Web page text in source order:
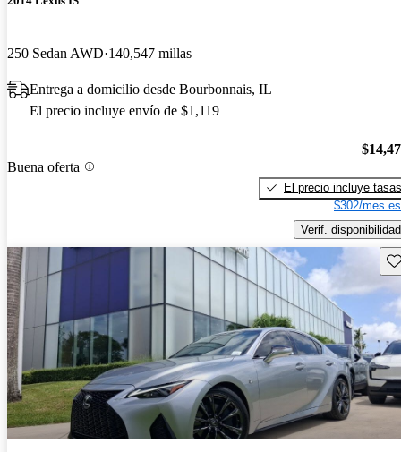
250 Sedan AWD 140,547 millas
Entrega a domicilio desde Bourbonnais, IL
El precio incluye envío de $1,119
Buena oferta
El precio incluye tasas
$302/mes
Verif. disponibilidad